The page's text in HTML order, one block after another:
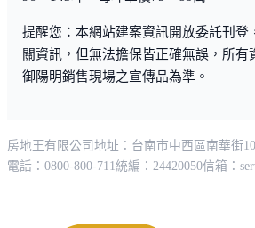
提醒您：本網站建案資訊開放委託刊登
關資訊，但無法擔保皆正確無誤，所有
御陽明銷售現場之宣傳品為準。
房地王有限公司 地址：台南市中西區南華街
電話：0800-800-711 統編：24420050信箱：